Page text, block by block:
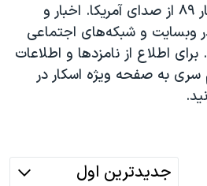
پوشش ویژه مراسم اسکار ۸۹ از صدای آمریکا. اخبار و
وبسایت و شبکه‌های اجتماعی
اطلاع از نامزدها و اطلاعات
سری به صفحه ویژه اسکار در
جدیدترین اول